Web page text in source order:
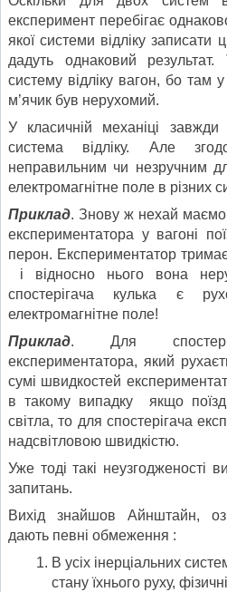
експеримент перебігає
якої системи відліку записати
дадуть однаковий
систему відліку вагон, бо там
м’ячик був нерухомий.
У класичній механіці завжди
система відліку. Але
неправильним чи незручним
електромагнітне поле в різних
Приклад. Знову ж нехай маємо
експериментатора у вагоні
перон. Експериментатор
і відносно нього вона
спостерігача кулька є
електромагнітне поле!
Приклад. Для
експериментатора, який
сумі швидкостей
в такому випадку якщо поїзд
світла, то для спостерігача
надсвітловою швидкістю.
Уже тоді такі неузгодженості
запитань.
Вихід знайшов Айнштайн,
дають певні обмеження :
В усіх інерціальних
стану їхнього руху,